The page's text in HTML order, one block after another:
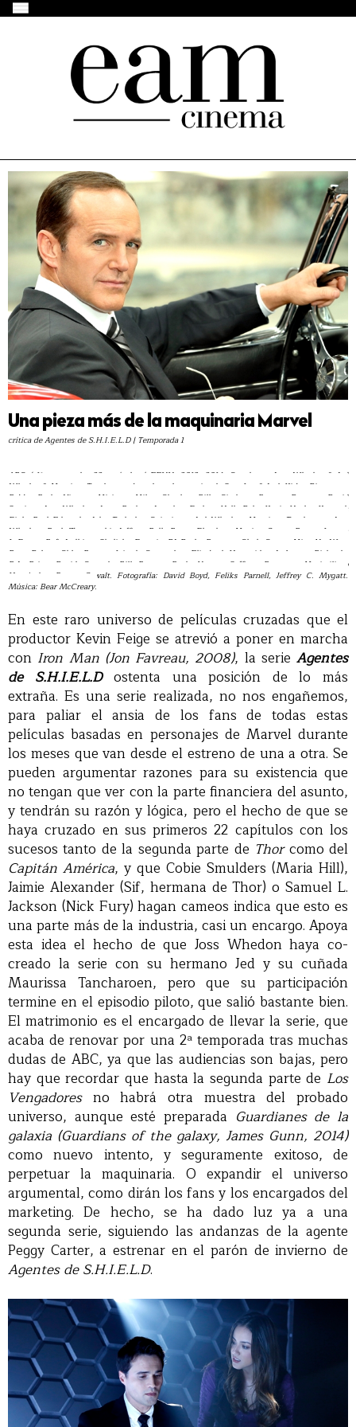
Una pieza más de la maquinaria Marvel
crítica de Agentes de S.H.I.E.L.D | Temporada 1
ABC / 1ª temporada: 22 capítulos | EEUU, 2013, 2014. Creadores: Joss Whedon & Jed
Whedon & Maurissa Tancharoen, basado en los comics de Stan Lee & Jack Kirby. Directores:
Bobby Roth, Vincent Misiano, Milan Cheylov, Billy Gierhart, Roxann Dawson, David
Straiton, Joss Whedon, Jesse Bochco, Jonathan Frakes, Holly Dale, Kevin Hooks, Kenneth
Fink, Paul Edwards, John Terlesky. Guionistas: Jed Whedon, Maurissa Tancharoen, Joss
Whedon, Paul Zbyszewski, Jeffrey Bell, Brent Fletcher, Monica Owusu-Breen, Lauren
LeFranc, Rafe Judkins, Shalisha Francis, DJ Doyle. Reparto: Clark Gregg, Ming-Na Wen,
Brett Dalton, Chloe Bennet, Iain de Caestecker, Elizabeth Henstridge, J. August Richards,
B.J. Britt, David Conrad, Bill Paxton, Ruth Negga, Saffron Burrows, Maximiliano
Hernández, Patton Oswalt. Fotografía: David Boyd, Feliks Parnell, Jeffrey C. Mygatt.
Música: Bear McCreary.
En este raro universo de películas cruzadas que el
productor Kevin Feige se atrevió a poner en marcha
con Iron Man (Jon Favreau, 2008), la serie Agentes
de S.H.I.E.L.Dostenta una posición de lo más
extraña. Es una serie realizada, no nos engañemos,
para paliar el ansia de los fans de todas estas
películas basadas en personajes de Marvel durante
los meses que van desde el estreno de una a otra. Se
pueden argumentar razones para su existencia que
no tengan que ver con la parte financiera del asunto,
y tendrán su razón y lógica, pero el hecho de que se
haya cruzado en sus primeros 22 capítulos con los
sucesos tanto de la segunda parte de Thorcomo del
Capitán América, y que Cobie Smulders (Maria Hill),
Jaimie Alexander (Sif, hermana de Thor) o Samuel L.
Jackson (Nick Fury) hagan cameos indica que esto es
una parte más de la industria, casi un encargo. Apoya
esta idea el hecho de que Joss Whedon haya co-
creado la serie con su hermano Jed y su cuñada
Maurissa Tancharoen, pero que su participación
termine en el episodio piloto, que salió bastante bien.
El matrimonio es el encargado de llevar la serie, que
acaba de renovar por una 2ª temporada tras muchas
dudas de ABC, ya que las audiencias son bajas, pero
hay que recordar que hasta la segunda parte de Los
Vengadoresno habrá otra muestra del probado
universo, aunque esté preparada Guardianes de la
galaxia (Guardians of the galaxy, James Gunn, 2014)
como nuevo intento, y seguramente exitoso, de
perpetuar la maquinaria. O expandir el universo
argumental, como dirán los fans y los encargados del
marketing. De hecho, se ha dado luz ya a una
segunda serie, siguiendo las andanzas de la agente
Peggy Carter, a estrenar en el parón de invierno de
Agentes de S.H.I.E.L.D.